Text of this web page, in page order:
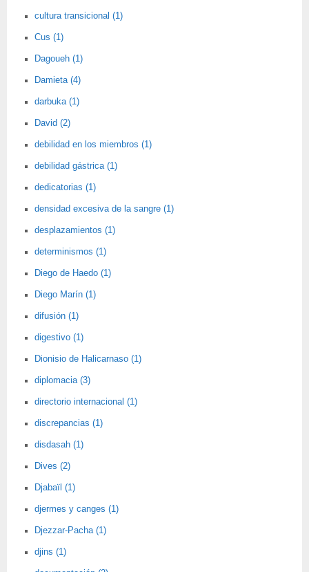
cultura transicional (1)
Cus (1)
Dagoueh (1)
Damieta (4)
darbuka (1)
David (2)
debilidad en los miembros (1)
debilidad gástrica (1)
dedicatorias (1)
densidad excesiva de la sangre (1)
desplazamientos (1)
determinismos (1)
Diego de Haedo (1)
Diego Marín (1)
difusión (1)
digestivo (1)
Dionisio de Halicarnaso (1)
diplomacia (3)
directorio internacional (1)
discrepancias (1)
disdasah (1)
Dives (2)
Djabaïl (1)
djermes y canges (1)
Djezzar-Pacha (1)
djins (1)